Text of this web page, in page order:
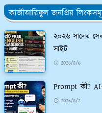
কাজীআরিফুল জনপ্রিয়
২০২৬ সালের
সাইট
2026/8/6
Prompt কী?
2026/8/2